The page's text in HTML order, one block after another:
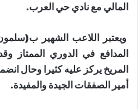
المالي مع نادي حي العرب.
ويعتبر اللاعب الشهير
المدافع في الدوري الممتاز
المريخ يركز عليه كثيرا وحال
أمير الصفقات الجيدة والمفيدة.